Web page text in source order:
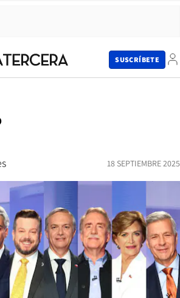
SUSCRÍBETE
18 SEPTIEMBRE 2025